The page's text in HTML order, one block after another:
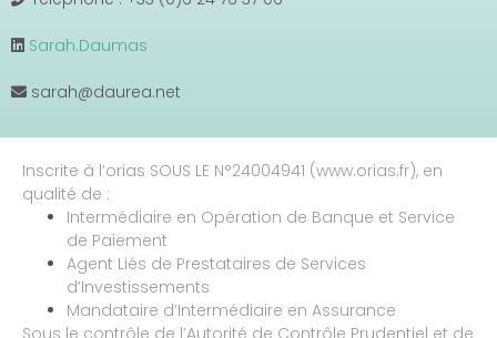
Sarah.Daumas
sarah@daurea.net
Inscrite à l’orias SOUS LE N°24004941 (www.orias.fr), en
qualité de :
Intermédiaire en Opération de Banque et Service
de Paiement
Agent Liés de Prestataires de Services
d’Investissements
Mandataire d’Intermédiaire en Assurance
Sous le contrôle de l’Autorité de Contrôle Prudentiel et de